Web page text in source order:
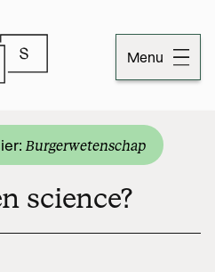
Menu
Burgerwetenschap
science?